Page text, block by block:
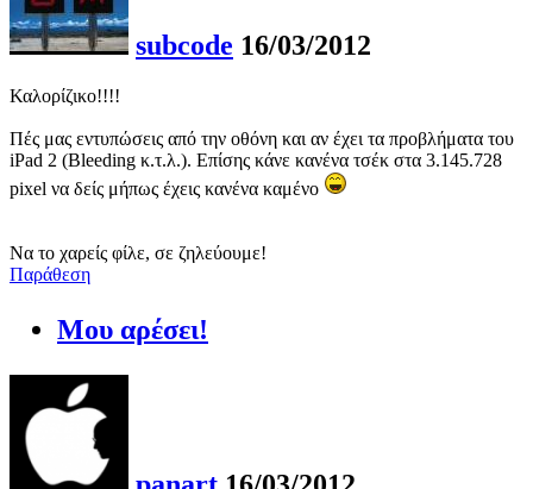
subcode 16/03/2012
Καλορίζικο!!!!
Πές μας εντυπώσεις από την οθόνη και αν έχει τα προβλήματα του
iPad 2 (Bleeding κ.τ.λ.). Επίσης κάνε κανένα τσέκ στα 3.145.728
pixel να δείς μήπως έχεις κανένα καμένο
Να το χαρείς φίλε, σε ζηλεύουμε!
Παράθεση
Μου αρέσει!